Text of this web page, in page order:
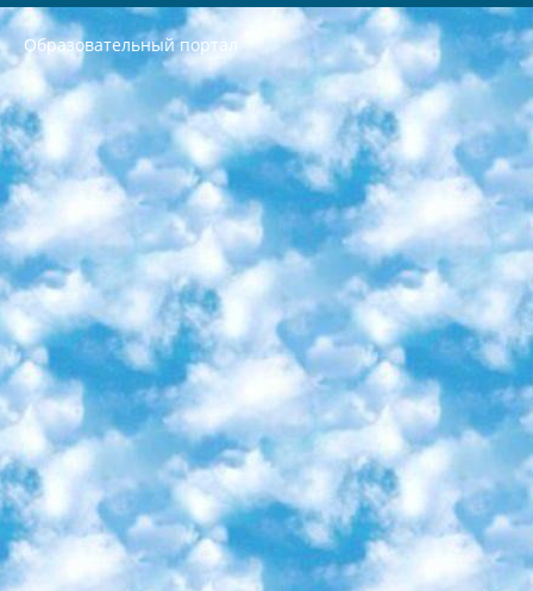
Образовательный портал
РЕСПУБЛИКА УЗБЕКИСТАН МИНИСТРЕРСТВО ДОШКОЛЬНОГО И ШКОЛЬНОГО ОБРАЗОВАНИЯ КОМАНДА в общеобразовательных учреждениях в 2023-2024 учебном году организация и проведение итоговой государственной аттестации обучающихся о Министра дошкольного и школьного образования Республики Узбекистан от 4 марта 2008 года (постановлением Минюста от 20 марта 2008 года № 1778 государственной регистрации) «Итоговое состояние учащихся общего среднего образования на основании положения об утверждении положения об аттестации общего среднего образования выпускной экзамен студентов в образовательных учреждениях в 2023-2024 учебном году В целях организации и прохождения аттестации приказываю: 1. Следующее: перечень предметов, по которым будет проводиться итоговая государственная аттестация и экзамен формы перевода согласно приложению 1; сертификаты международного образца, оценивающие уровень владения иностранными языками перечень согласно приложению 2; 2. Педагогический при специализированных образовательных учреждениях. научно-практический центр квалификации и международной оценки (Д.Давидова) 2024 г. До 25 марта: задания по предметам, по которым будет проводиться итоговая аттестация разработка и утверждение технических условий; итоговая аттестация на основании разработанного предметного задания разработка вопросов по предметам (устно и письменно), экзамен передача; общеобразовательные средние школы и специальные учебные заведения учащиеся выпускных классов школ и интернатов в агентской системе подготовка базы данных экзаменационных материалов и критериев оценки; перевод базы экзаменационных материалов на все языки обучения подать в Республиканский образовательный центр для изготовления; варианты экзаменов на основе разработанных контрольных материалов пусть будут поставлены задачи формирования. 3. Республиканский образовательный центр (Ш.Худайкулов) до 5 апреля 2024 года. до: база данных предоставленных экзаменационных материалов на все языки обучения перевод и экспертиза; для слепых, слабовидящих, глухих, слабослышащих и умственно отсталых детей учащиеся выпускных классов специализированных школ и школ-интернатов база данных экзаменационных материалов на всех преподаваемых языках подготовка критериев оценки; специализированные школы для умственно отсталых детей и технологии для учащихся выпускных классов школ-интернатов разработка соответствующих рекомендаций и критериев проведения ЕГЭ по естествознанию давать задания. 4. Педагогический при специализированных образовательных учреждениях. Научно-практический центр навыков и международной оценки (Д.Давидова), Республика образовательный центр (Худайкулов Ш.) итоговый государственный аттестационный экзамен ориентирован на творческое и логическое мышление при подготовке базы материалов учитывать введение заданий. 5. Следует отметить, что: сертификат государственного образца о знании общеобразовательного предмета и как минимум национальный уровень B1 по предметам на иностранных языках, указанным в Приложении 2. или международно признанный сертификат эквивалентного уровня студенты, изучающие определенный предмет, освобождаются от экзамена; по соответствующим предметам запланирована итоговая государственная аттестация за день до дня, путем жеребьевки Рабочей группой (в письменной форме по предметам, проводимым в форме) из числа сформированных вариантов выбрано 2 варианта; 2 выбранных варианта экзамена анонсированы на официальном сайте министерства и все выпускники по всей стране на основе этих вариантов проводит итоговую государственную аттестацию. 6. Государственное образование учащихся средних общеобразовательных учреждений. знания в соответствии с квалификационными требованиями, которые необходимо приобрести на основании стандартов итоговый (выпускной) контроль для 9 и 11 классов в целях тестирования Экзамены (далее – экзамены) состоят из предметов, перечисленных в приложении 1. будет сделано. 7. Экзамены пройдут с 26 мая по 15 июня 2024 г. (кроме науки физического воспитания). 8. Физическая для учащихся 9 классов общесредних образовательных учреждений. Экзамены по предмету «Образование, квалификация медицина» 1-6 мая 2024 года. сотрудники перевести под присмотр (с отклонениями в физическом или умственном развитии) специализированная школа для детей, школы-интернаты и со сколиозом школы-интернаты санаторного типа для больных детей исключены). 9. Он был слепым, слабовидящим и имел нарушения опорно-двигательного аппарата. экзамены в специализированных школах и интернатах для детей должны проводиться исходя из требований, предъявляемых к общеобразовательным учреждениям (физкультура кроме науки). 10. Специализированная школа для глухих и слабослышащих детей. и экзамены в интернатах и быть реализован в виде письменного теста по математике. 11. Специальность для умственно отсталых детей. Для 9 класса Родной язык и литературное письмо Государственный язык (язык обучения – узбекский). для неклассов) написано Математическое письмо Письменная/устная история Узбекистана Физическое воспитание практично Итоговый контроль Для 11 класса Написание родного языка и литературы (эссе) Математическое письмо Узбекский язык (обучение на узбекском языке) не посещающее общее среднее образование для учреждений)/Образовательное учреждение выбор письменный и устный Иностранный язык письменный/устный Письменная/устная история Узбекистана *По выбору студента:  Химия  Физика  Основы государственного права  География 10 бесплатных образовательных ресурсов - Мы составили подборку онлайн-проектов с интерактивными упражнениями, видеолекциями и статьями. Они помогут вам обрести новые и освежить старые знания бесплатно. 1. «ИНТУИТ» Старейшая образовательная площадка Рунета. Здесь вы найдёте сотни текстовых и видеокурсов на десятки различных тем — от программирования до психологии. Многие курсы подготовлены российскими университетами и крупными международными компаниями вроде Intel и Microsoft. Самостоятельное обучение бесплатное, но желающие могут оплатить услуги персональных наставников. 2. «Смартия» знакомит с актуальными профессиями и подсказывает, как им обучаться. Выбрав заинтересовавшую вас специальность — SMM-специалист, фотограф, веб-дизайнер или другую, — увидите список необходимых для неё умений. Чтобы вы могли освоить их самостоятельно, для каждого умения площадка отображает подборку ссылок на учебные материалы. Хотя «Смартия» ориентируется на русскоязычную аудиторию, часть контента всё же доступна только на английском. 3. «Лекторий Физтеха» Проект Московского физико-технического института (Физтеха). С его помощью вы можете смотреть онлайн серии лекций, записанные на видео в этом вузе. В числе доступных предметов — физика, биология, химия, информационные технологии и другие. К некоторым лекциям администрация ресурса прилагает готовые конспекты, которые можно скачивать в PDF-формате. 4. ITMOcourses Онлайн-площадка Санкт-Петербургского национального исследовательского университета информационных технологий, механики и оптики (ИТМО). Ресурс предоставляет свободный доступ к курсам, разработанным в этом вузе. Каталог материалов разбит на четыре категории: «Оптические системы и технологии», «Приборостроение и робототехника», «Информационные технологии» и «Биотехнологии». Курсы состоят из видеолекций, интерактивных демонстраций и заданий. 5. «КиберЛенинка» Электронная научная библиотека открытого доступа. Каталог площадки регулярно обрастает текстами статей из различных научных изданий. Сгруппированные по журналам и рубрикам публикации можно читать онлайн или скачивать целиком в PDF-формате. Проект нацелен на популяризацию науки за счёт открытого доступа к качественной информации. 6. «ПостНаука» На этом ресурсе публикуют подборки видеолекций, составленные экспертами из разных отраслей и объединённые общими темами. Среди них, к примеру, есть серии «Биоинформатика и геномика», «Культура средневековой Скандинавии» и Cinema Studies о теории кино. Каждая подборка лекций — логически связанная история, рассказанная экспертом от первого лица. Кроме того, на сайте появляются научно-образовательные статьи и тесты на разные темы. 7. «Newочём» Команда проекта «Newочём» отбирает самые интересные тексты из англоязычных СМИ и переводит те из них, за которые голосуют участники сообщества «ВКонтакте». По большей части это научно-популярные статьи. Редакторы придумывают лишь заголовки, в остальном содержание переводов соответствует оригиналам. Полные тексты можно читать прямо в социальной сети. 8. InternetUrok Онлайн-база материалов по основным дисциплинам школьной программы. Информация на сайте структурирована по классам, предметам и темам (урокам). Каждый урок состоит из видеолекций и конспектов. Есть также интерактивные тренажёры и тесты для закрепления пройденного материала. Даже если вы давно окончили школу, возможность повторить программу старших классов всегда может пригодиться. 9. Edutainme Ещё один ресурс об образовании. В отличие от Newtonew, как мне кажется, Edutainme больше ориентируется на представителей индустрии: педагогов, предпринимателей, разработчиков образовательных проектов. Но и любой, кто просто стремится к саморазвитию, найдёт на сайте много полезного и интересного для себя. Например, информацию о новых курсах и образовательных сервисах. 10. Newtonew Онлайн-медиа об образовании и обучении в широком смысле. Авторы Newtonew пишут об инструментах, заведениях, тактиках и стратегиях, которые помогают учить других и получать новые знания самостоятельно. На этой площадке вы найдёте новости, обзоры, аналитические мат